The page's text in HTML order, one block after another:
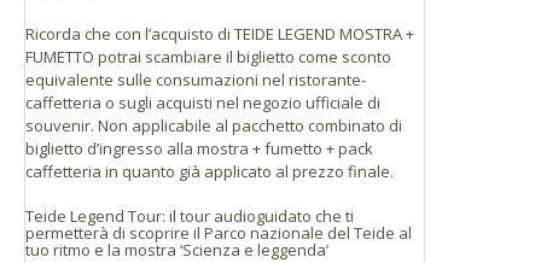
Ricorda che con l’acquisto di TEIDE LEGEND MOSTRA +
FUMETTO potrai scambiare il biglietto come sconto
equivalente sulle consumazioni nel ristorante-
caffetteria o sugli acquisti nel negozio ufficiale di
souvenir. Non applicabile al pacchetto combinato di
biglietto d’ingresso alla mostra + fumetto + pack
caffetteria in quanto già applicato al prezzo finale.
Teide Legend Tour: il tour audioguidato che ti
permetterà di scoprire il Parco nazionale del Teide al
tuo ritmo e la mostra ‘Scienza e leggenda’